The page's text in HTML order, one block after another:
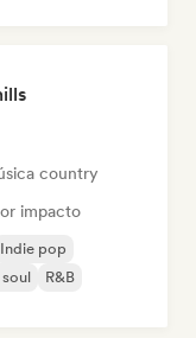
country
impacto
Indie pop
R&B